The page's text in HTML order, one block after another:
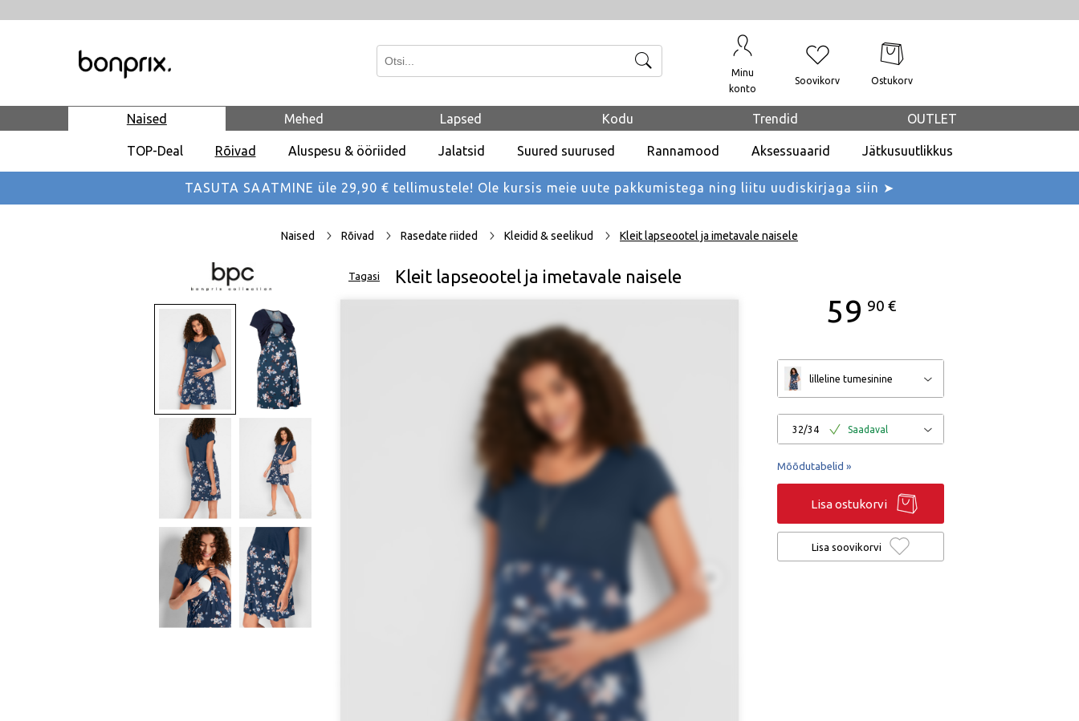
Otsi
Minu
konto
Soovikorv Ostukorv
Naised
TOP-Deal Rõivad Aluspesu & ööriided Jalatsid Suured suurused Rannamood Aksessuaarid Jätkusuutlikkus
Mehed Lapsed Kodu Trendid OUTLET
TASUTA SAATMINE üle 29,90 € tellimustele! Ole kursis meie uute pakkumistega ning liitu uudiskirjaga siin ➤
Naised Rõivad Rasedate riided Kleidid & seelikud Kleit lapseootel ja imetavale naisele
Tagasi Kleit lapseootel ja imetavale naisele
59 90 €
lilleline tumesinine
32/34 Saadaval
Mõõdutabelid »
Lisa ostukorvi
Lisa soovikorvi